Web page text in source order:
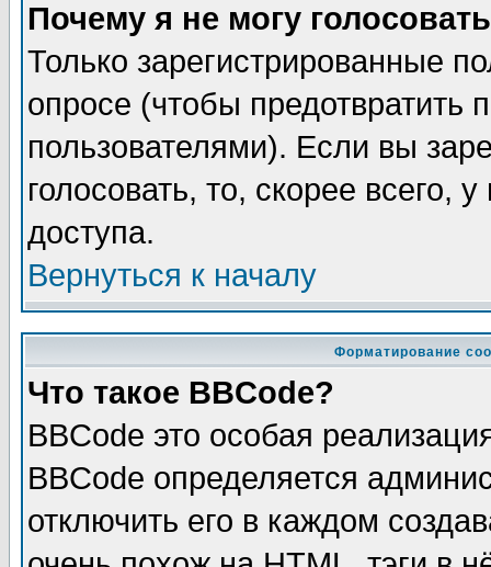
Почему я не могу
Только зарегистрированные
опросе (чтобы предотвратить
пользователями). Если вы
голосовать, то, скорее всего,
доступа.
Вернуться к началу
Форматирование
Что такое BBCode?
BBCode это особая
BBCode определяется
отключить его в каждом